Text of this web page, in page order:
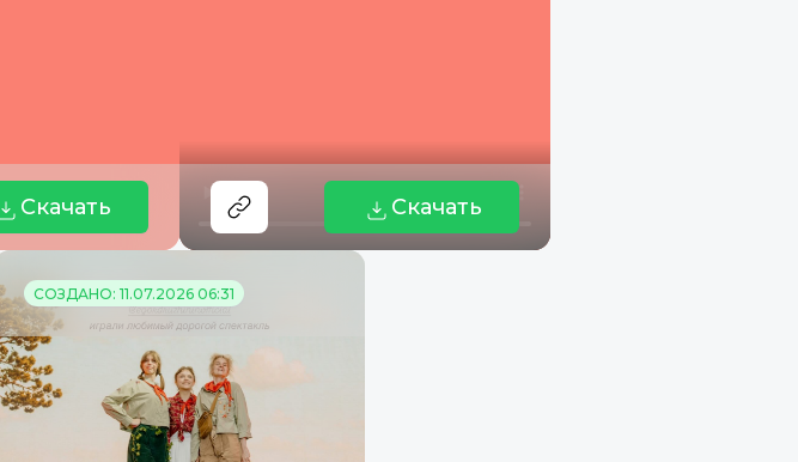
Скачать Скачать
СОЗДАНО: 11.07.2026 06:31